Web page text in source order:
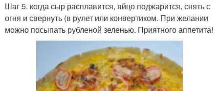
Шаг 5. когда сыр расплавится, яйцо поджарится, снять с
огня и свернуть (в рулет или конвертиком. При желании
можно посыпать рубленой зеленью. Приятного аппетита!